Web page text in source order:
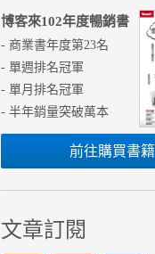
博客來102年度暢銷書
- 商業書年度第23名
- 單週排名冠軍
- 單月排名冠軍
- 半年銷量突破萬本
前往購買書籍
文章訂閱